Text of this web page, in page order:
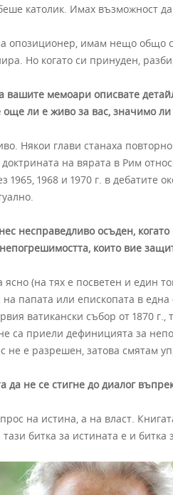
католик. Имах възможност
опозиционер, имам нещо общо
Но когато си принуден,
вашите мемоари описвате
ли е живо за вас, значимо
Някои глави станаха
на вярата в Рим
1965, 1968 и 1970 г. в дебатите
несправедливо осъден,
които вие
ясно (на тях е посветен и един
папата или епископата в
ватикански събор от 1870 г.,
са приели дефиницията за
не е разрешен, затова смятам
да не се стигне до диалог
на истина, а на власт.
битка за истината е и битка